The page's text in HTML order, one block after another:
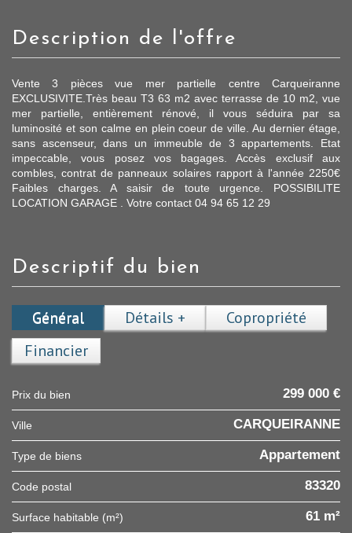
description de l'offre
Vente 3 pièces vue mer partielle centre Carqueiranne
EXCLUSIVITE.Très beau T3 63 m2 avec terrasse de 10 m2, vue
mer partielle, entièrement rénové, il vous séduira par sa
luminosité et son calme en plein coeur de ville. Au dernier étage,
sans ascenseur, dans un immeuble de 3 appartements. Etat
impeccable, vous posez vos bagages. Accès exclusif aux
combles, contrat de panneaux solaires rapport à l'année 2250€
Faibles charges. A saisir de toute urgence. POSSIBILITE
LOCATION GARAGE . Votre contact 04 94 65 12 29
descriptif du bien
Général Détails +
Copropriété
Financier
Prix du bien 299 000 €
Ville CARQUEIRANNE
Type de biens Appartement
Code postal 83320
Surface habitable (m²) 61 m²